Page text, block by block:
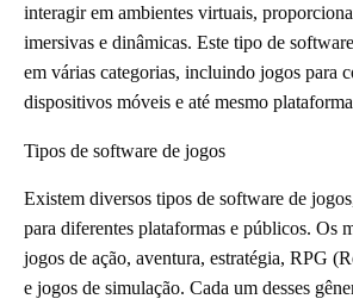
interagir em ambientes virtuais,
imersivas e dinâmicas. Este tipo de
em várias categorias, incluindo jogos para
dispositivos móveis e até mesmo
Tipos de software de jogos
Existem diversos tipos de software de
para diferentes plataformas e públicos. Os
jogos de ação, aventura, estratégia, RPG
e jogos de simulação. Cada um desses